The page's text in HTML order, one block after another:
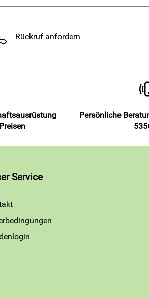
Rückruf anfordern
Persönliche
Service